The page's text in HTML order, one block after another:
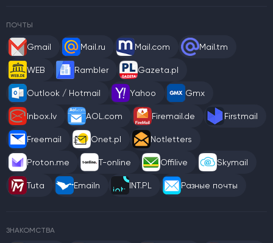
ПОЧТЫ
Gmail Mail.ru Mail.com Mail.tm
WEB Rambler Gazeta.pl
Outlook / Hotmail Yahoo Gmx
Inbox.lv AOL.com Firemail.de Firstmail
Freemail Onet.pl Notletters
Proton.me T-online Offilive Skymail
Tuta Emailn INT.PL Разные почты
ЗНАКОМСТВА